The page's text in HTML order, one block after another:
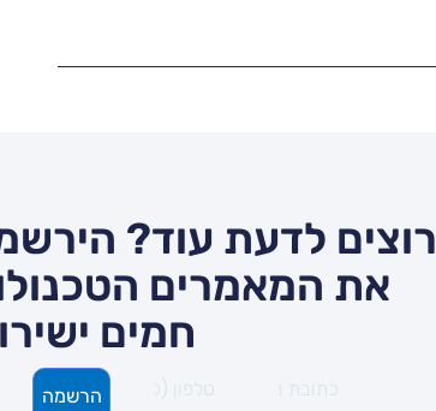
רוצים לדעת עוד?
את המאמרים
חמים
הרשמה